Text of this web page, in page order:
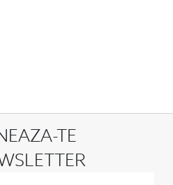
TE